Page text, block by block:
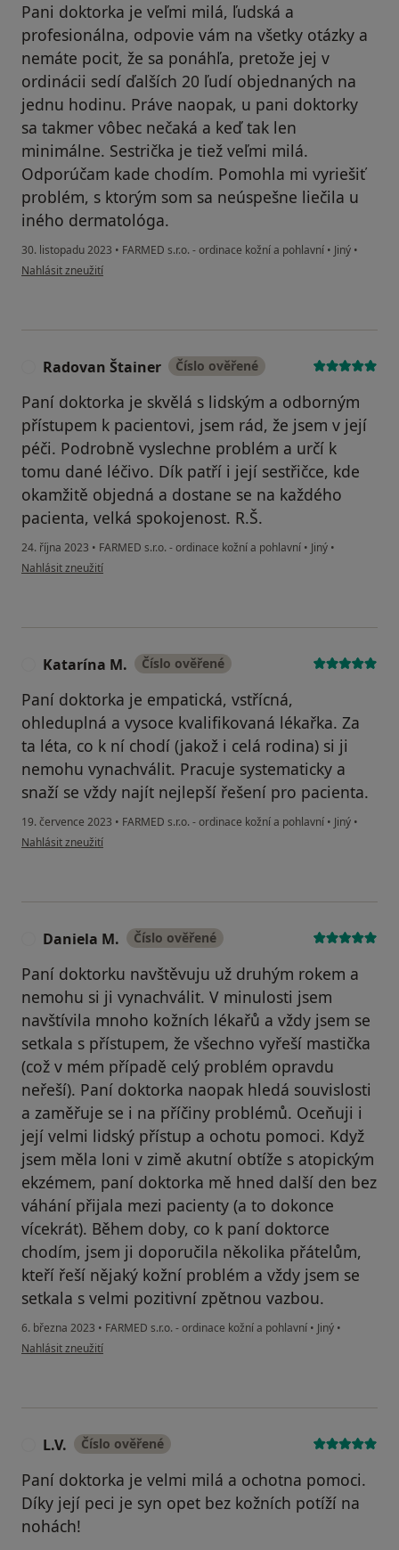
Pani doktorka je veľmi milá, ľudská a
profesionálna, odpovie vám na všetky otázky a
nemáte pocit, že sa ponáhľa, pretože jej v
ordinácii sedí ďalších 20 ľudí objednaných na
jednu hodinu. Práve naopak, u pani doktorky
sa takmer vôbec nečaká a keď tak len
minimálne. Sestrička je tiež veľmi milá.
Odporúčam kade chodím. Pomohla mi vyriešiť
problém, s ktorým som sa neúspešne liečila u
iného dermatológa.
30. listopadu 2023 • FARMED s.r.o. - ordinace kožní a pohlavní • Jiný •
podle názoru uživatele M.K.
Nahlásit zneužití
Radovan Štainer Číslo ověřené
Paní doktorka je skvělá s lidským a odborným
přístupem k pacientovi, jsem rád, že jsem v její
péči. Podrobně vyslechne problém a určí k
tomu dané léčivo. Dík patří i její sestřičce, kde
okamžitě objedná a dostane se na každého
pacienta, velká spokojenost. R.Š.
24. října 2023 • FARMED s.r.o. - ordinace kožní a pohlavní • Jiný •
podle názoru uživatele Radovan Štainer
Nahlásit zneužití
Katarína M. Číslo ověřené
Paní doktorka je empatická, vstřícná,
ohleduplná a vysoce kvalifikovaná lékařka. Za
ta léta, co k ní chodí (jakož i celá rodina) si ji
nemohu vynachválit. Pracuje systematicky a
snaží se vždy najít nejlepší řešení pro pacienta.
19. července 2023 • FARMED s.r.o. - ordinace kožní a pohlavní • Jiný •
podle názoru uživatele Katarína M.
Nahlásit zneužití
Daniela M. Číslo ověřené
Paní doktorku navštěvuju už druhým rokem a
nemohu si ji vynachválit. V minulosti jsem
navštívila mnoho kožních lékařů a vždy jsem se
setkala s přístupem, že všechno vyřeší mastička
(což v mém případě celý problém opravdu
neřeší). Paní doktorka naopak hledá souvislosti
a zaměřuje se i na příčiny problémů. Oceňuji i
její velmi lidský přístup a ochotu pomoci. Když
jsem měla loni v zimě akutní obtíže s atopickým
ekzémem, paní doktorka mě hned další den bez
váhání přijala mezi pacienty (a to dokonce
vícekrát). Během doby, co k paní doktorce
chodím, jsem ji doporučila několika přátelům,
kteří řeší nějaký kožní problém a vždy jsem se
setkala s velmi pozitivní zpětnou vazbou.
6. března 2023 • FARMED s.r.o. - ordinace kožní a pohlavní • Jiný •
podle názoru uživatele Daniela M.
Nahlásit zneužití
L.V. Číslo ověřené
Paní doktorka je velmi milá a ochotna pomoci.
Díky její peci je syn opet bez kožních potíží na
nohách!